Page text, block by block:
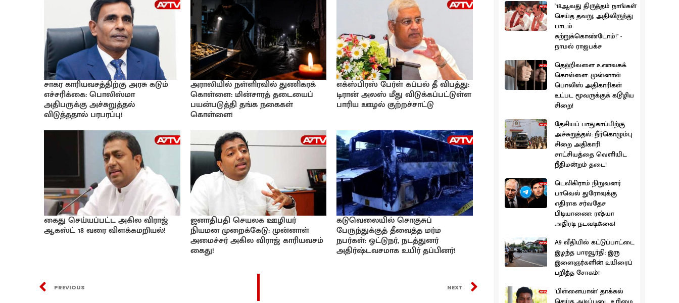
சாகர காரியவசத்திற்கு அரசு கடும்
எச்சரிக்கை: பொலிஸ்மா
அதிபருக்கு அச்சுறுத்தல்
விடுத்ததால் பரபரப்பு!
அராலியில் நள்ளிரவில் துணிகரக்
கொள்ளை: மின்சாரத் தடையைப்
பயன்படுத்தி தங்க நகைகள்
கொள்ளை!
எக்ஸ்பிரஸ் பேர்ள் கப்பல் தீ விபத்து:
டிரான் அலஸ் மீது விடுக்கப்பட்டுள்ள
பாரிய ஊழல் குற்றச்சாட்டு
கைது செய்யப்பட்ட அகில விராஜ்
ஆகஸ்ட் 18 வரை விளக்கமறியல்!
ஜனாதிபதி செயலக ஊழியர்
நியமன முறைக்கேடு: முன்னாள்
அமைச்சர் அகில விராஜ் காரியவசம்
கைது!
கடுவெலையில் சொகுசுப்
பேருந்துக்குத் தீவைத்த மர்ம
நபர்கள்: ஓட்டுநர், நடத்துனர்
அதிர்ஷ்டவசமாக உயிர் தப்பினர்!
PREVIOUS NEXT
"18ஆவது திருத்தம் நாங்கள்
செய்த தவறு; அதிலிருந்து
பாடம்
கற்றுக்கொண்டோம்!" -
நாமல் ராஜபக்ச
தெஹிவளை உணவகக்
கொள்ளை: முன்னாள்
பொலிஸ் அதிகாரிகள்
உட்பட மூவருக்குக் கடூழிய
சிறை!
தேசியப் பாதுகாப்பிற்கு
அச்சுறுத்தல்: நீர்கொழும்பு
சிறை அதிகாரி
சாட்சியத்தை வெளியிட
நீதிமன்றம் தடை!
டெலிகிராம் நிறுவனர்
பாவெல் துரோவுக்கு
எதிராக சர்வதேச
பிடியாணை: ரஷ்யா
அதிரடி நடவடிக்கை!
A9 வீதியில் கட்டுப்பாட்டை
இழந்த பாரவூர்தி: இரு
இளைஞர்களின் உயிரைப்
பறித்த சோகம்!
'பிள்ளையான்' தாக்கல்